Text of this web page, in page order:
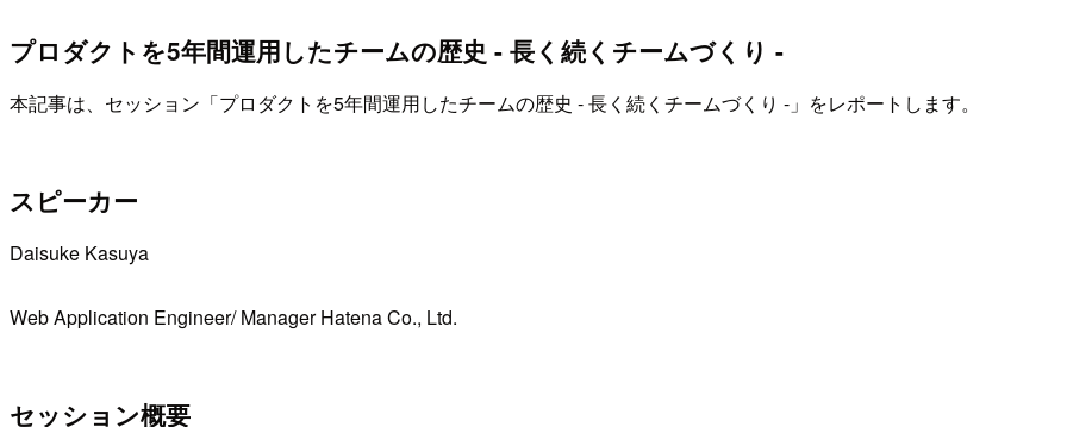
プロダクトを5年間運用したチームの歴史 - 長く続くチームづくり -
本記事は、セッション「プロダクトを5年間運用したチームの歴史 - 長く続くチームづくり -」をレポートします。
スピーカー
Daisuke Kasuya
Web Application Engineer/ Manager Hatena Co., Ltd.
セッション概要